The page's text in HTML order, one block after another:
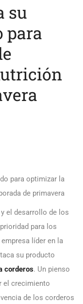
su
para
para optimizar la
de primavera
el desarrollo de los
para los
líder en la
su producto
corderos. Un pienso
el crecimiento
de los corderos